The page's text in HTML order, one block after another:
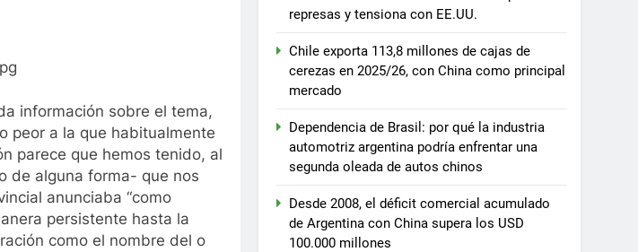
información sobre el tema,
peor a la que habitualmente
parece que hemos tenido, al
de alguna forma- que nos
anunciaba “como
persistente hasta la
como el nombre del o
represas y tensiona con EE.UU.
Chile exporta 113,8 millones de cajas de
cerezas en 2025/26, con China como principal
mercado
Dependencia de Brasil: por qué la industria
automotriz argentina podría enfrentar una
segunda oleada de autos chinos
Desde 2008, el déficit comercial acumulado
de Argentina con China supera los USD
100.000 millones